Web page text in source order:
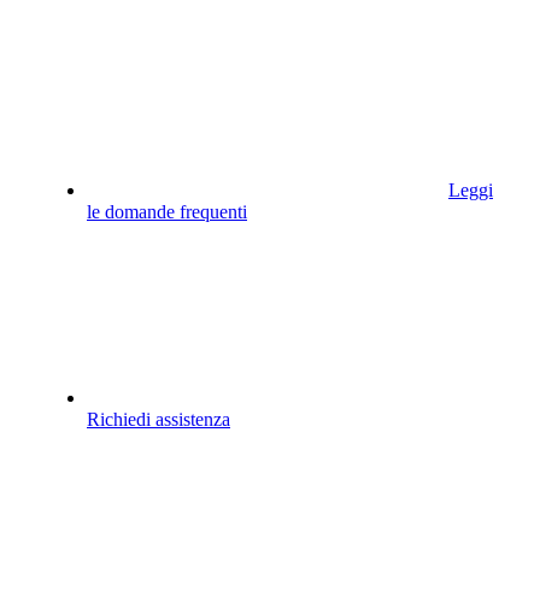
Leggi
le domande frequenti
Richiedi assistenza